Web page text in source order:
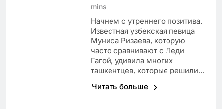
mins
Начнем с утреннего позитива.
Известная узбекская певица
Муниса Ризаева, которую
часто сравнивают с Леди
Гагой, удивила многих
ташкентцев, которые решили…
Читать больше